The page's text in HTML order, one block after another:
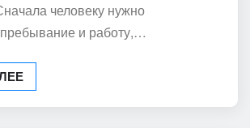
человеку нужно
пребывание и работу,…